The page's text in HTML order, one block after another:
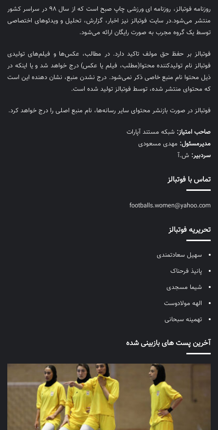
روزنامه فوتبالز، روزنامه ای ورزشی چاپ صبح است که از سال ۹۸ در سراسر کشور
منتشر می‌شود.در سایت فوتبالز نیز اخبار، گزارش، تحلیل و ویدئوهای اختصاصی
توسط یک گروه مجرب به صورت رایگان ارائه می‌شود.
فوتبالز بر حفظ حق مولف تاکید دارد. در مطالب، عکس‌ها و فیلم‌های تولیدی
فوتبالز نام تولیدکننده محتوا(مطلب، فیلم یا عکس) درج خواهد شد و یا اینکه در
ذیل محتوا نام منبع خاصی ذکر نمی‌‎شود. درج نشدن منبع، نشان دهنده این است
که محتوای منتشر شده، توسط فوتبالز تولید شده است.
فوتبالز در صورت بازنشر محتوای سایر رسانه‌ها، نام منبع اصلی را درج خواهد کرد.
صاحب امتیاز: شبکه مستند آپارات
مديرمسئول: مهدی مسعودی
سردبیر: ش.آ
تماس با فوتبالز
footballs.women@yahoo.com
تحریریه فوتبالز
سهیل سعادتمندی
پانیذ فرحناک
شیما مسجدی
الهه مولادوست
تهمینه سبحانی
آخرین پست های بازبینی شده